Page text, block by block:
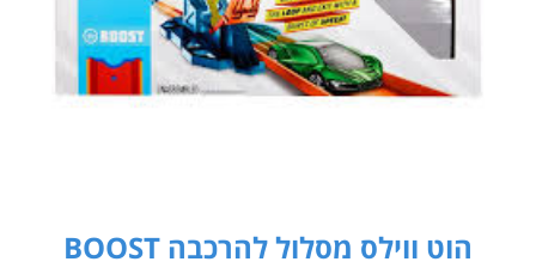
הוט ווילס מסלול להרכבה BOOST